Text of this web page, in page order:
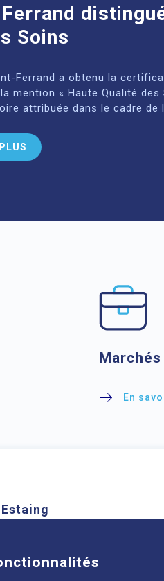
Soins
Ferrand a obtenu la
mention « Haute Qualité des
attribuée dans le cadre de
En